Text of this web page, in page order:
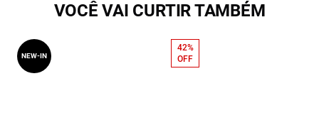
VOCÊ VAI CURTIR TAMBÉM
NEW-IN
42%
OFF